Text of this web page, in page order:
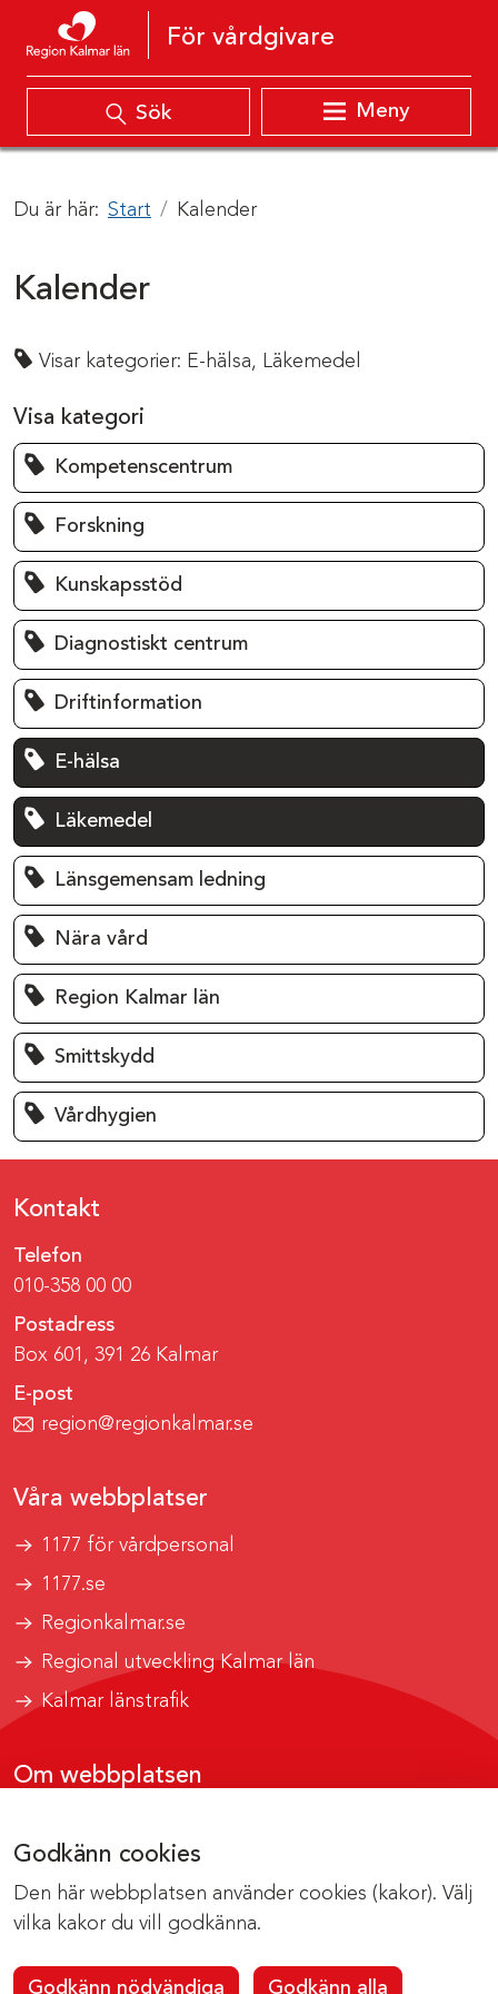
Godkänn cookies
Den här webbplatsen använder cookies (kakor). Välj
vilka kakor du vill godkänna.
Godkänn nödvändiga Godkänn alla
Hoppa till innehåll
För vårdgivare
Sök Meny
Du är här: Start Kalender
Kalender
Visar kategorier: E-hälsa, Läkemedel
Visa kategori
Kompetenscentrum
Forskning
Kunskapsstöd
Diagnostiskt centrum
Driftinformation
E-hälsa
Läkemedel
Länsgemensam ledning
Nära vård
Region Kalmar län
Smittskydd
Vårdhygien
Kontakt
Telefon
010-358 00 00
Postadress
Box 601, 391 26 Kalmar
E-post
region@regionkalmar.se
Våra webbplatser
1177 för vårdpersonal
1177.se
Regionkalmar.se
Regional utveckling Kalmar län
Kalmar länstrafik
Om webbplatsen
Om cookies
Kontakta webbredaktionen